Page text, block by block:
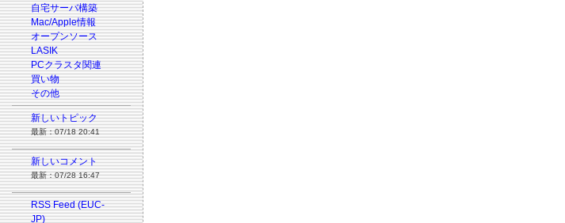
自宅サーバ構築
Mac/Apple情報
オープンソース
LASIK
PCクラスタ関連
買い物
その他
新しいトピック
最新：07/18 20:41
新しいコメント
最新：07/28 16:47
RSS Feed (EUC-
JP)